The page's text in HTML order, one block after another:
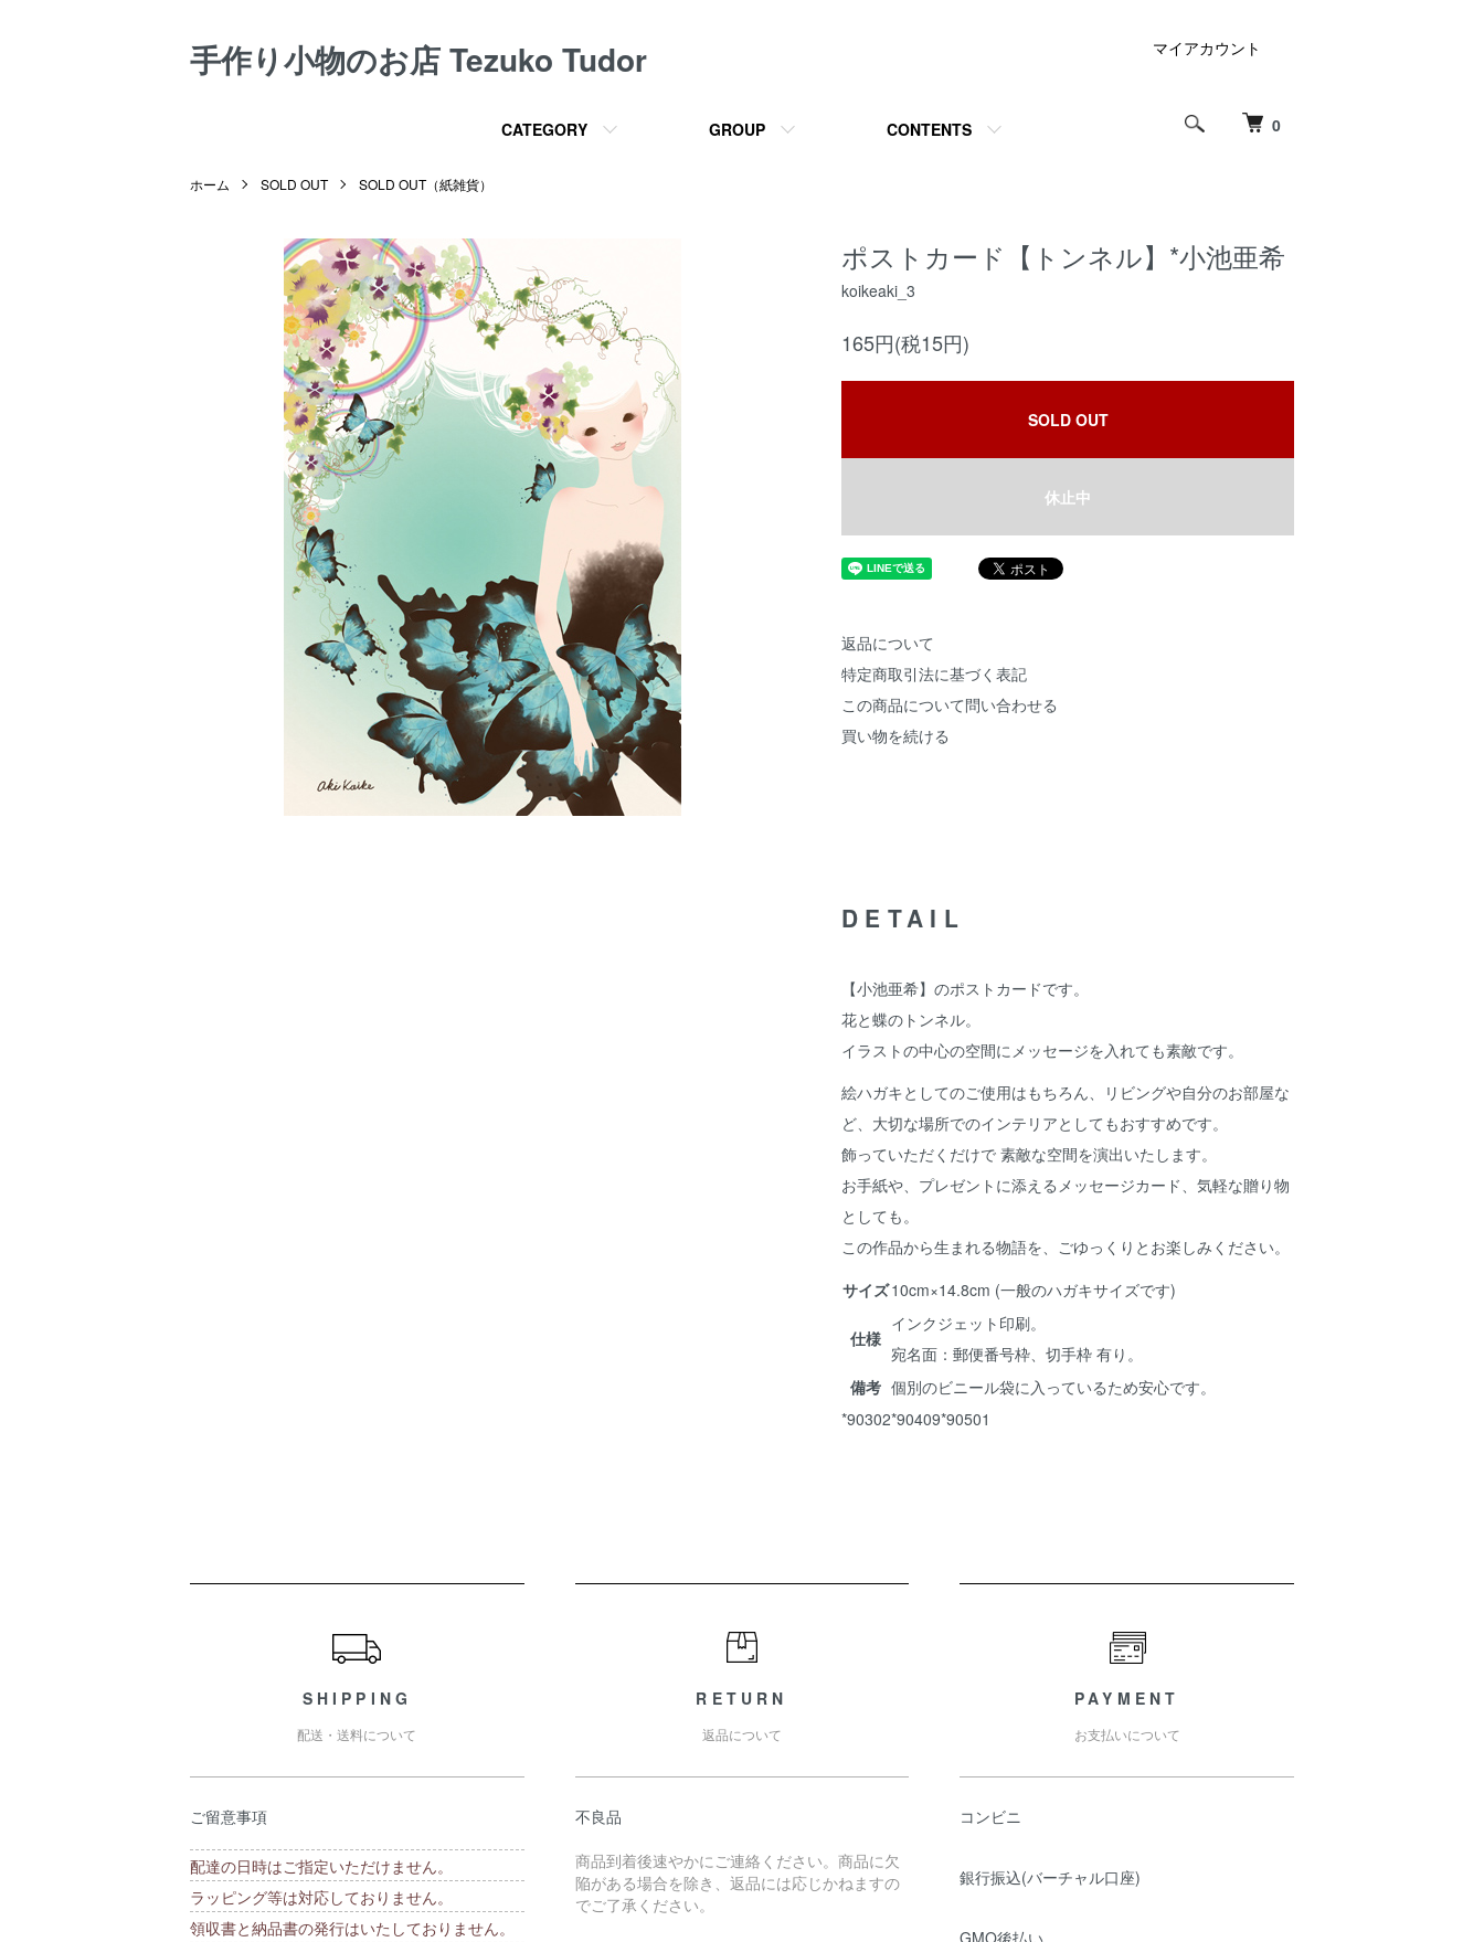
手作り小物のお店 Tezuko Tudor
0
CATEGORY GROUP CONTENTS
マイアカウント
ホーム SOLD OUT SOLD OUT（紙雑貨）
ポストカード【トンネル】*小池亜希
koikeaki_3
165円(税15円)
SOLD OUT
休止中
返品について
特定商取引法に基づく表記
この商品について問い合わせる
買い物を続ける
DETAIL
【小池亜希】のポストカードです。
花と蝶のトンネル。
イラストの中心の空間にメッセージを入れても素敵です。
絵ハガキとしてのご使用はもちろん、リビングや自分のお部屋な
ど、大切な場所でのインテリアとしてもおすすめです。
飾っていただくだけで 素敵な空間を演出いたします。
お手紙や、プレゼントに添えるメッセージカード、気軽な贈り物
としても。
この作品から生まれる物語を、ごゆっくりとお楽しみください。
サイズ10cm×14.8cm (一般のハガキサイズです)
仕様
インクジェット印刷。
宛名面：郵便番号枠、切手枠 有り。
備考 個別のビニール袋に入っているため安心です。
*90302*90409*90501
SHIPPING
配送・送料について
ご留意事項
配達の日時はご指定いただけません。
ラッピング等は対応しておりません。
領収書と納品書の発行はいたしておりません。
RETURN
返品について
不良品
商品到着後速やかにご連絡ください。商品に欠
陥がある場合を除き、返品には応じかねますの
でご了承ください。
PAYMENT
お支払いについて
コンビニ
銀行振込(バーチャル口座)
GMO後払い